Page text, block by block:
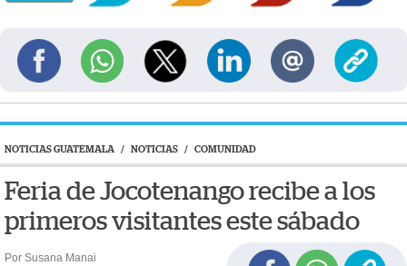
NOTICIAS GUATEMALA / NOTICIAS / COMUNIDAD
Feria de Jocotenango recibe a los
primeros visitantes este sábado
Por Susana Manai